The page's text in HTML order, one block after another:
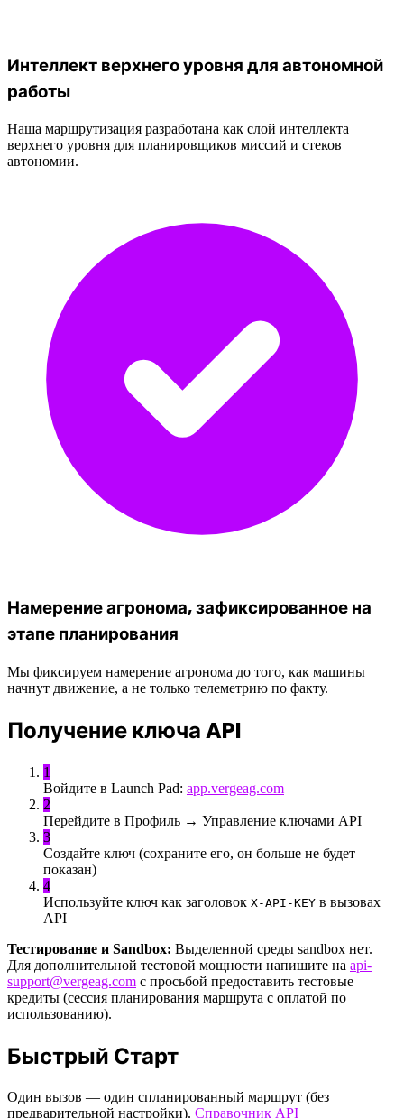
Интеллект верхнего уровня для автономной
работы
Наша маршрутизация разработана как слой интеллекта
верхнего уровня для планировщиков миссий и стеков
автономии.
Намерение агронома, зафиксированное на
этапе планирования
Мы фиксируем намерение агронома до того, как машины
начнут движение, а не только телеметрию по факту.
Получение ключа API
1
Войдите в Launch Pad: app.vergeag.com
2
Перейдите в Профиль → Управление ключами API
3
Создайте ключ (сохраните его, он больше не будет
показан)
4
Используйте ключ как заголовок X-API-KEY в вызовах
API
Тестирование и Sandbox: Выделенной среды sandbox нет.
Для дополнительной тестовой мощности напишите на api-
support@vergeag.com с просьбой предоставить тестовые
кредиты (сессия планирования маршрута с оплатой по
использованию).
Быстрый Старт
Один вызов — один спланированный маршрут (без
предварительной настройки). Справочник API